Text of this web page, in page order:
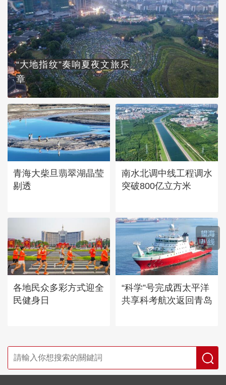
“大地指纹”奏响夏夜文旅乐
章
青海大柴旦翡翠湖晶莹
剔透
南水北调中线工程调水
突破800亿立方米
各地民众多彩方式迎全
民健身日
“科学”号完成西太平洋
共享科考航次返回青岛